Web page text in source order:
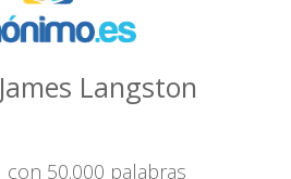
Langston
50.000 palabras